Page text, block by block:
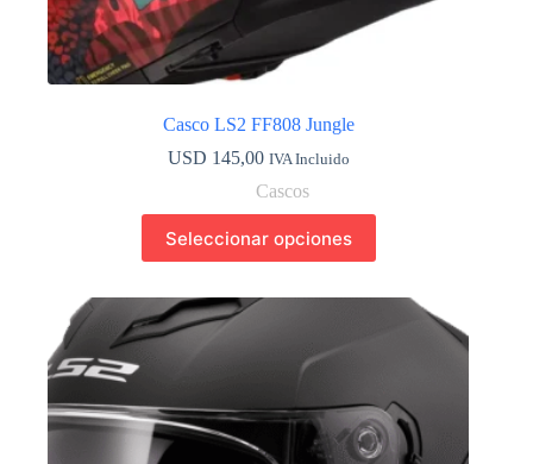
Casco LS2 FF808 Jungle
USD 145,00 IVA Incluido
Cascos
Seleccionar opciones
producto
tiene
opciones
elegir
la